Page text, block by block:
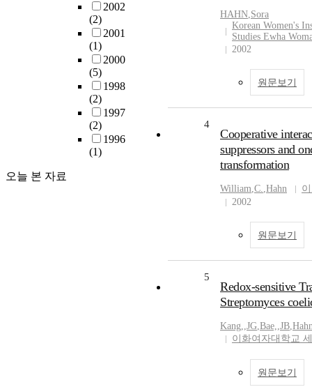
2002
(2)
2001
(1)
2000
(5)
1998
(2)
1997
(2)
1996
(1)
오늘 본 자료
HAHN,Sora
Korean Women's
Studies Ewha
2002
원문보기
4
Cooperative
suppressors and
transformation
William,C.,Hahn
2002
원문보기
5
Redox-sensitive
Streptomyces
Kang,,JG,Bae,,JB,
이화여자대학교
원문보기